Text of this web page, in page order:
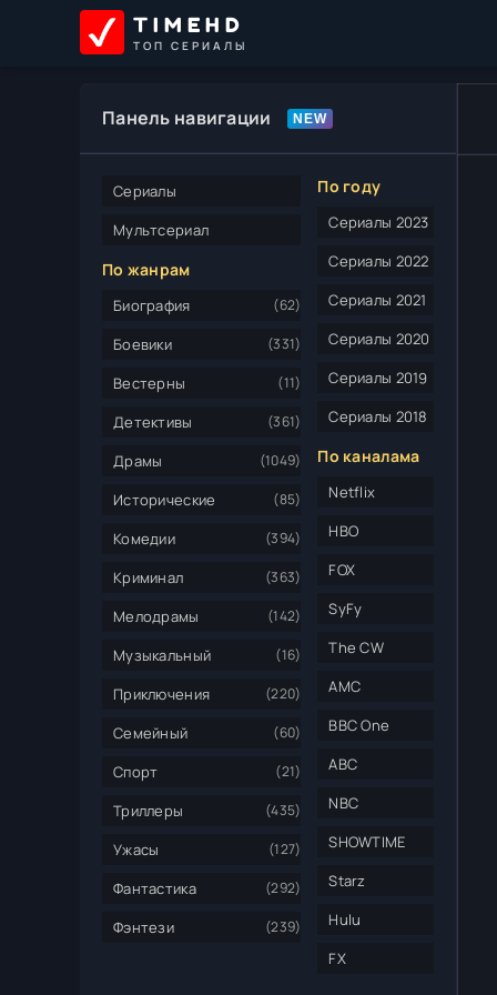
TIMEHD
ТОП СЕРИАЛЫ
Панель навигации
Сериалы
Мультсериал
По жанрам
Биография (62)
Боевики (331)
Вестерны (11)
Детективы (361)
Драмы (1049)
Исторические (85)
Комедии (394)
Криминал (363)
Мелодрамы (142)
Музыкальный (16)
Приключения (220)
Семейный (60)
Спорт (21)
Триллеры (435)
Ужасы (127)
Фантастика (292)
Фэнтези (239)
По году
Сериалы 2023
Сериалы 2022
Сериалы 2021
Сериалы 2020
Сериалы 2019
Сериалы 2018
По каналама
Netflix
HBO
FOX
SyFy
The CW
AMC
BBC One
ABC
NBC
SHOWTIME
Starz
Hulu
FX